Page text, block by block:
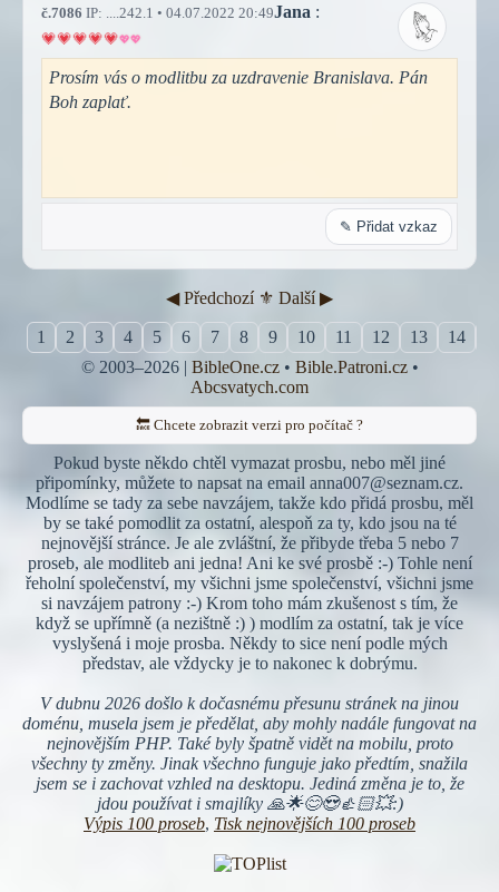
č.7086 IP: ....242.1 • 04.07.2022 20:49Jana :
Prosím vás o modlitbu za uzdravenie Branislava. Pán
Boh zaplať.
✎ Přidat vzkaz
◀︎ Předchozí ⚜︎ Další ▶︎
1 2 3 4 5 6 7 8 9 10 11 12 13 14
© 2003–2026 | BibleOne.cz• Bible.Patroni.cz•
Abcsvatych.com
🔙 Chcete zobrazit verzi pro počítač ?
Pokud byste někdo chtěl vymazat prosbu, nebo měl jiné
připomínky, můžete to napsat na email anna007@seznam.cz.
Modlíme se tady za sebe navzájem, takže kdo přidá prosbu, měl
by se také pomodlit za ostatní, alespoň za ty, kdo jsou na té
nejnovější stránce. Je ale zvláštní, že přibyde třeba 5 nebo 7
proseb, ale modliteb ani jedna! Ani ke své prosbě :-) Tohle není
řeholní společenství, my všichni jsme společenství, všichni jsme
si navzájem patrony :-) Krom toho mám zkušenost s tím, že
když se upřímně (a nezištně :) ) modlím za ostatní, tak je více
vyslyšená i moje prosba. Někdy to sice není podle mých
představ, ale vždycky je to nakonec k dobrýmu.
V dubnu 2026 došlo k dočasnému přesunu stránek na jinou
doménu, musela jsem je předělat, aby mohly nadále fungovat na
nejnovějším PHP. Také byly špatně vidět na mobilu, proto
všechny ty změny. Jinak všechno funguje jako předtím, snažila
jsem se i zachovat vzhled na desktopu. Jediná změna je to, že
jdou používat i smajlíky 🙏🌟😊😍👍🏻💥:)
Výpis 100 proseb, Tisk nejnovějších 100 proseb